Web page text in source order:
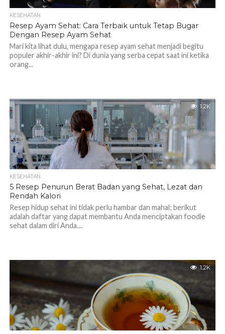
KESEHATAN
Resep Ayam Sehat: Cara Terbaik untuk Tetap Bugar
Dengan Resep Ayam Sehat
Mari kita lihat dulu, mengapa resep ayam sehat menjadi begitu
populer akhir-akhir ini? Di dunia yang serba cepat saat ini ketika
orang...
1.2K
KESEHATAN
5 Resep Penurun Berat Badan yang Sehat, Lezat dan
Rendah Kalori
Resep hidup sehat ini tidak perlu hambar dan mahal; berikut
adalah daftar yang dapat membantu Anda menciptakan foodie
sehat dalam diri Anda....
1.2K